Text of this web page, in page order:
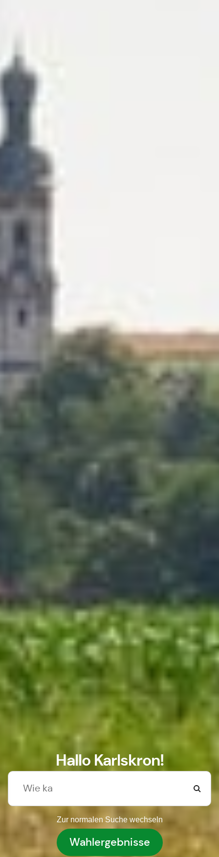
Hallo Karlskron!
Zur normalen Suche wechseln
Wahlergebnisse